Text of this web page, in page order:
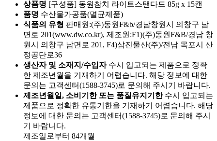
상품명 [구성품] 동원참치 라이트스탠다드 85g x 15캔
품명 수산물가공품(멸균제품)
식품의 유형 판매원:(주)동원F&b/경남창원시 의창구 남
면로 201(www.dw.co.kr), 제조원:F1)(주)동원F&B/경남 창
원시 의창구 남면로 201, F4)삼진물산(주)/전남 목포시 산
정공단로36
생산자 및 소재지/수입자 수시 입고되는 제품으로 정확
한 제조년월을 기재하기 어렵습니다. 해당 정보에 대한
문의는 고객센터(1588-3745)로 문의해 주시기 바랍니다.
제조년월일, 소비기한 또는 품질유지기한 수시 입고되는
제품으로 정확한 유통기한을 기재하기 어렵습니다. 해당
정보에 대한 문의는 고객센터(1588-3745)로 문의해 주시
기 바랍니다.
제조일로부터 84개월